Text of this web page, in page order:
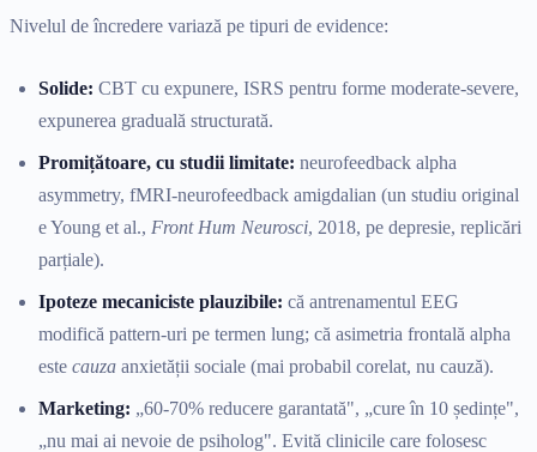
Nivelul de încredere variază pe tipuri de evidence:
Solide: CBT cu expunere, ISRS pentru forme moderate-severe,
expunerea graduală structurată.
Promițătoare, cu studii limitate: neurofeedback alpha
asymmetry, fMRI-neurofeedback amigdalian (un studiu original
e Young et al., Front Hum Neurosci, 2018, pe depresie, replicări
parțiale).
Ipoteze mecaniciste plauzibile: că antrenamentul EEG
modifică pattern-uri pe termen lung; că asimetria frontală alpha
este cauza anxietății sociale (mai probabil corelat, nu cauză).
Marketing: „60-70% reducere garantată", „cure în 10 ședințe",
„nu mai ai nevoie de psiholog". Evită clinicile care folosesc